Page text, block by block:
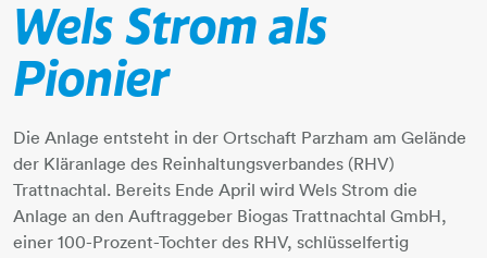
Wels Strom als
Pionier
Die Anlage entsteht in der Ortschaft Parzham am Gelände
der Kläranlage des Reinhaltungsverbandes (RHV)
Trattnachtal. Bereits Ende April wird Wels Strom die
Anlage an den Auftraggeber Biogas Trattnachtal GmbH,
einer 100-Prozent-Tochter des RHV, schlüsselfertig